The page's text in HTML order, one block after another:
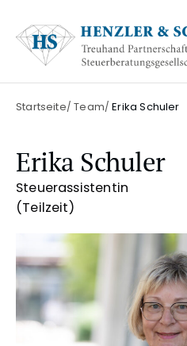
Inhalt
springen
Hauptmenü
springen
Startseite Team Erika Schuler
Erika Schuler
Steuerassistentin
(Teilzeit)